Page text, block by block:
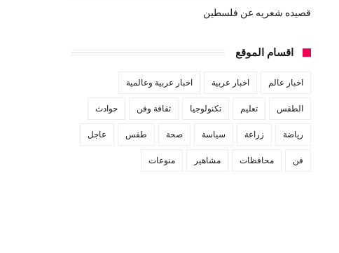
قصيده شعريه عن فلسطين
اقسام الموقع
اخبار عالم اخبار عربية اخبار عربية وعالمية
الطقس تعليم تكنولوجيا ثقافة وفن حوادث
رياضة زراعة سياسة صحة طقس عاجل
فن محافظات مشاهير منوعات